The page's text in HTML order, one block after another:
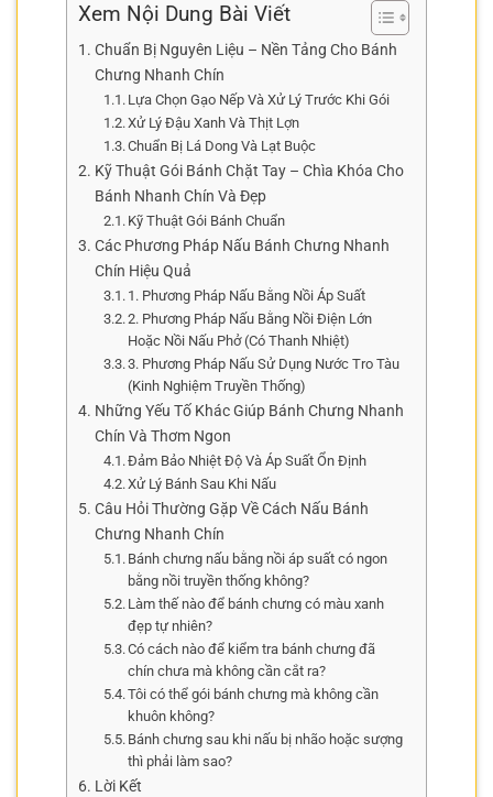
Xem Nội Dung Bài Viết
Chuẩn Bị Nguyên Liệu – Nền Tảng Cho Bánh
Chưng Nhanh Chín
Lựa Chọn Gạo Nếp Và Xử Lý Trước Khi Gói
Xử Lý Đậu Xanh Và Thịt Lợn
Chuẩn Bị Lá Dong Và Lạt Buộc
Kỹ Thuật Gói Bánh Chặt Tay – Chìa Khóa Cho
Bánh Nhanh Chín Và Đẹp
Kỹ Thuật Gói Bánh Chuẩn
Các Phương Pháp Nấu Bánh Chưng Nhanh
Chín Hiệu Quả
1. Phương Pháp Nấu Bằng Nồi Áp Suất
2. Phương Pháp Nấu Bằng Nồi Điện Lớn
Hoặc Nồi Nấu Phở (Có Thanh Nhiệt)
3. Phương Pháp Nấu Sử Dụng Nước Tro Tàu
(Kinh Nghiệm Truyền Thống)
Những Yếu Tố Khác Giúp Bánh Chưng Nhanh
Chín Và Thơm Ngon
Đảm Bảo Nhiệt Độ Và Áp Suất Ổn Định
Xử Lý Bánh Sau Khi Nấu
Câu Hỏi Thường Gặp Về Cách Nấu Bánh
Chưng Nhanh Chín
Bánh chưng nấu bằng nồi áp suất có ngon
bằng nồi truyền thống không?
Làm thế nào để bánh chưng có màu xanh
đẹp tự nhiên?
Có cách nào để kiểm tra bánh chưng đã
chín chưa mà không cần cắt ra?
Tôi có thể gói bánh chưng mà không cần
khuôn không?
Bánh chưng sau khi nấu bị nhão hoặc sượng
thì phải làm sao?
Lời Kết